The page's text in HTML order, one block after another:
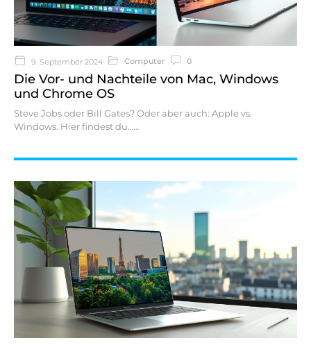
9. September 2024 Computer 0
Die Vor- und Nachteile von Mac, Windows
und Chrome OS
Steve Jobs oder Bill Gates? Oder aber auch: Apple vs.
Windows. Hier findest du…